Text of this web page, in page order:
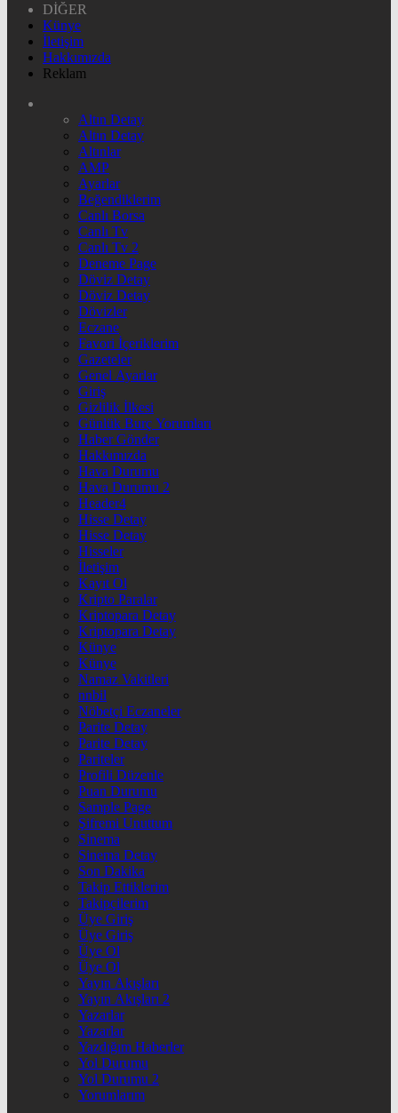
DİĞER
Künye
İletişim
Hakkımızda
Reklam
Altın Detay
Altın Detay
Altınlar
AMP
Ayarlar
Beğendiklerim
Canlı Borsa
Canlı Tv
Canlı Tv 2
Deneme Page
Döviz Detay
Döviz Detay
Dövizler
Eczane
Favori İçeriklerim
Gazeteler
Genel Ayarlar
Giriş
Gizlilik İlkesi
Günlük Burç Yorumları
Haber Gönder
Hakkımızda
Hava Durumu
Hava Durumu 2
Header4
Hisse Detay
Hisse Detay
Hisseler
İletişim
Kayıt Ol
Kripto Paralar
Kriptopara Detay
Kriptopara Detay
Künye
Künye
Namaz Vakitleri
nnbil
Nöbetçi Eczaneler
Parite Detay
Parite Detay
Pariteler
Profili Düzenle
Puan Durumu
Sample Page
Şifremi Unuttum
Sinema
Sinema Detay
Son Dakika
Takip Ettiklerim
Takipçilerim
Üye Giriş
Üye Giriş
Üye Ol
Üye Ol
Yayın Akışları
Yayın Akışları 2
Yazarlar
Yazarlar
Yazdığım Haberler
Yol Durumu
Yol Durumu 2
Yorumlarım